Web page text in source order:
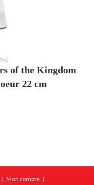
of the Kingdom
22 cm
Mon compte